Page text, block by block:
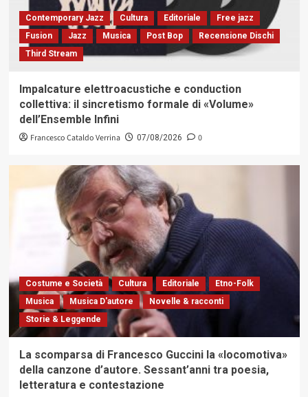
Contemporary Jazz Cultura Editoriale
Free jazz
Fusion
Jazz Musica Post Bop
Recensione Dischi
Third Stream
Impalcature elettroacustiche e conduction
collettiva: il sincretismo formale di «Volume»
dell’Ensemble Infini
Francesco Cataldo Verrina 07/08/2026 0
Costume e Società Cultura Editoriale
Etno-Folk
Musica
Musica D'autore
Novelle & racconti
Storie & Leggende
La scomparsa di Francesco Guccini la «locomotiva»
della canzone d’autore. Sessant’anni tra poesia,
letteratura e contestazione